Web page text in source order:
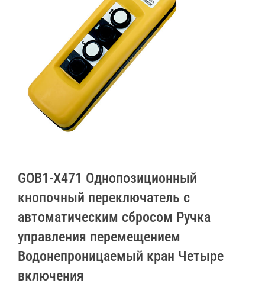
GOB1-X471 Однопозиционный
кнопочный переключатель с
автоматическим сбросом Ручка
управления перемещением
Водонепроницаемый кран Четыре
включения